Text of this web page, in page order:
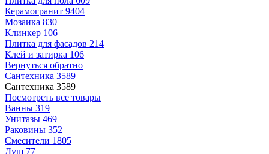
Керамогранит 9404
Мозаика 830
Клинкер 106
Плитка для фасадов 214
Клей и затирка 106
Вернуться обратно
Сантехника 3589
Сантехника 3589
Посмотреть все товары
Ванны 319
Унитазы 469
Раковины 352
Смесители 1805
Душ 77